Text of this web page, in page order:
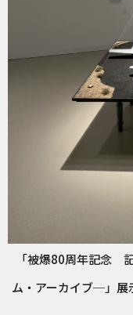
「被爆80周年記念
ム・アーカイブ─」展